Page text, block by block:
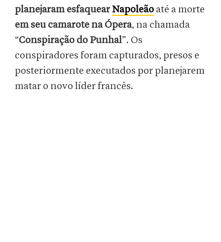
planejaram esfaquearNapoleão até a morte
em seu camarote na Ópera, na chamada
“Conspiração do Punhal”. Os
conspiradores foram capturados, presos e
posteriormente executados por planejarem
matar o novo líder francês.